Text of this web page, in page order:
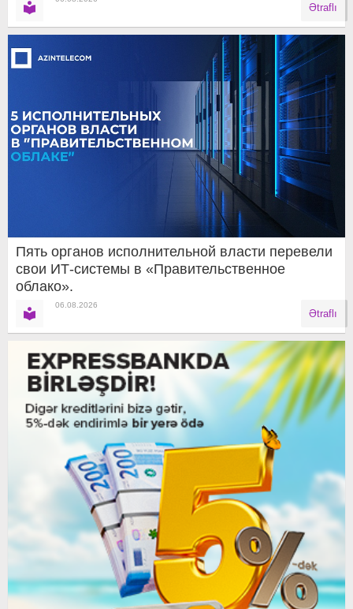
Ətraflı
Пять органов исполнительной власти перевели
свои ИТ-системы в «Правительственное
облако».
06.08.2026
Ətraflı